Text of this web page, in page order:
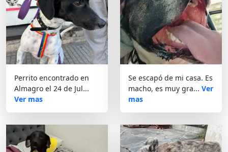
Perrito encontrado en
Almagro el 24 de Jul...
Ver mas
Se escapó de mi casa. Es
macho, es muy gra... Ver
mas